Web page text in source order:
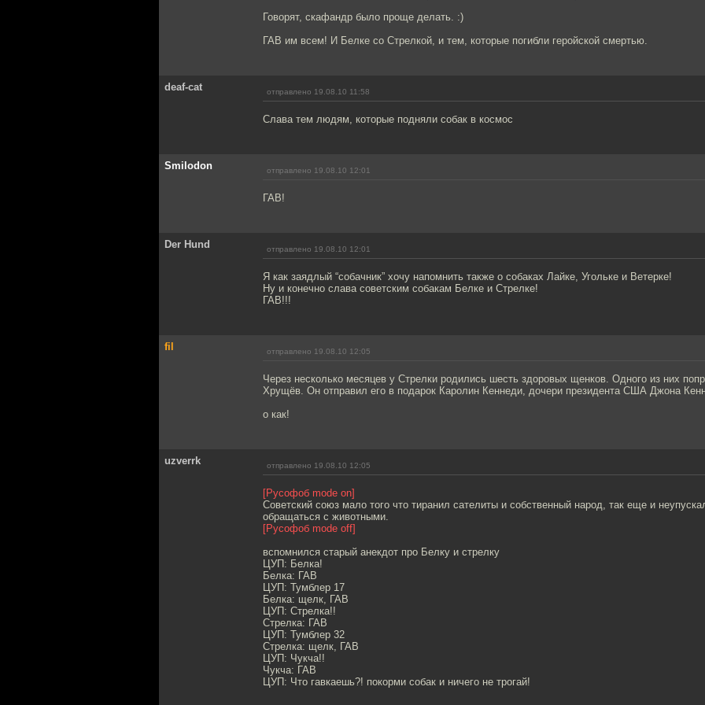
Говорят, скафандр было проще делать. :)
ГАВ им всем! И Белке со Стрелкой, и тем, которые погибли геройской смертью.
deaf-cat отправлено 19.08.10 11:58
Слава тем людям, которые подняли собак в космос
Smilodon отправлено 19.08.10 12:01
ГАВ!
Der Hund отправлено 19.08.10 12:01
Я как заядлый “собачник” хочу напомнить также о собаках Лайке, Угольке и Ветерке!
Ну и конечно слава советским собакам Белке и Стрелке!
ГАВ!!!
fil отправлено 19.08.10 12:05
Через несколько месяцев у Стрелки родились шесть здоровых щенков. Одного из них
Хрущёв. Он отправил его в подарок Каролин Кеннеди, дочери президента США Джона
о как!
uzverrk отправлено 19.08.10 12:05
[Русофоб mode on]
Советский союз мало того что тиранил сателиты и собственный народ, так еще и
обращаться с животными.
[Русофоб mode off]
вспомнился старый анекдот про Белку и стрелку
ЦУП: Белка!
Белка: ГАВ
ЦУП: Тумблер 17
Белка: щелк, ГАВ
ЦУП: Стрелка!!
Стрелка: ГАВ
ЦУП: Тумблер 32
Стрелка: щелк, ГАВ
ЦУП: Чукча!!
Чукча: ГАВ
ЦУП: Что гавкаешь?! покорми собак и ничего не трогай!